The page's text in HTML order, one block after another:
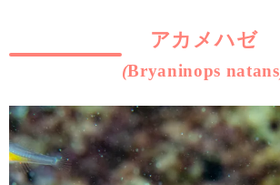
アカメハゼ
(Bryaninops natans